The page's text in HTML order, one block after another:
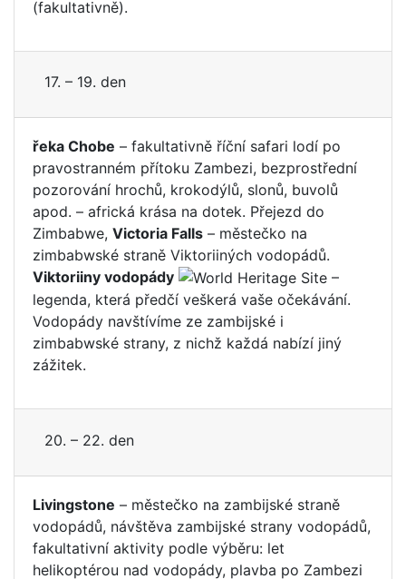
(fakultativně).
17. – 19. den
řeka Chobe – fakultativně říční safari lodí po
pravostranném přítoku Zambezi, bezprostřední
pozorování hrochů, krokodýlů, slonů, buvolů
apod. – africká krása na dotek. Přejezd do
Zimbabwe, Victoria Falls – městečko na
zimbabwské straně Viktoriiných vodopádů.
Viktoriiny vodopády
–
legenda, která předčí veškerá vaše očekávání.
Vodopády navštívíme ze zambijské i
zimbabwské strany, z nichž každá nabízí jiný
zážitek.
20. – 22. den
Livingstone – městečko na zambijské straně
vodopádů, návštěva zambijské strany vodopádů,
fakultativní aktivity podle výběru: let
helikoptérou nad vodopády, plavba po Zambezi